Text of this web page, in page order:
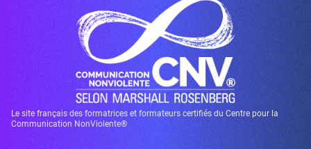
Le site français des formatrices et formateurs certifiés du Centre pour la
Communication NonViolente®